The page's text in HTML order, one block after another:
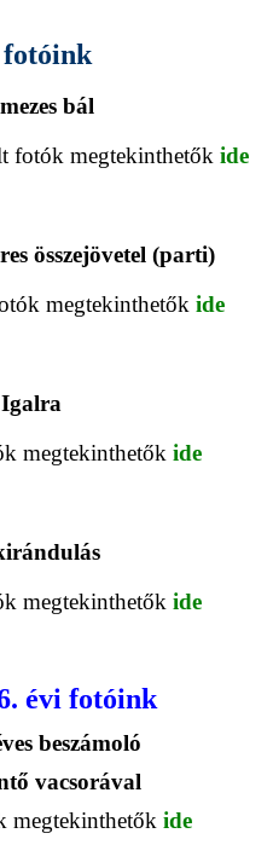
bál
fotók megtekinthetők ide
összejövetel (parti)
megtekinthetők ide
megtekinthetők ide
megtekinthetők ide
beszámoló
vacsorával
megtekinthetők ide